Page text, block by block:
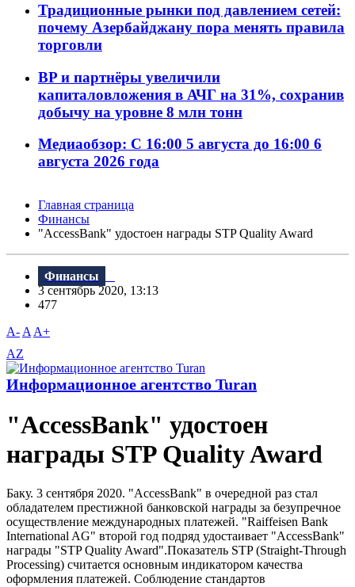
Традиционные рынки под давлением сетей:
почему Азербайджану пора менять правила
торговли
BP и партнёры увеличили
капиталовложения в АЧГ на 31%, сохранив
добычу на уровне 8 млн тонн
Медиаобзор: С 16:00 5 августа до 16:00 6
августа 2026 года
Главная страница
Финансы
"AccessBank" удостоен награды STP Quality Award
Финансы
3 сентябрь 2020, 13:13
477
A- A A+
AZ
Информационное агентство Turan
"AccessBank" удостоен
награды STP Quality Award
Баку. 3 сентября 2020. "AccessBank" в очередной раз стал
обладателем престижной банковской награды за безупречное
осуществление международных платежей. "Raiffeisen Bank
International AG" второй год подряд удостаивает "AccessBank"
награды "STP Quality Award".Показатель STP (Straight-Through
Processing) считается основным индикатором качества
оформления платежей. Соблюдение стандартов